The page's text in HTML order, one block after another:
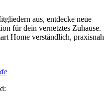
aus, entdecke neue
für dein vernetztes Zuhause.
Home verständlich, praxisnah